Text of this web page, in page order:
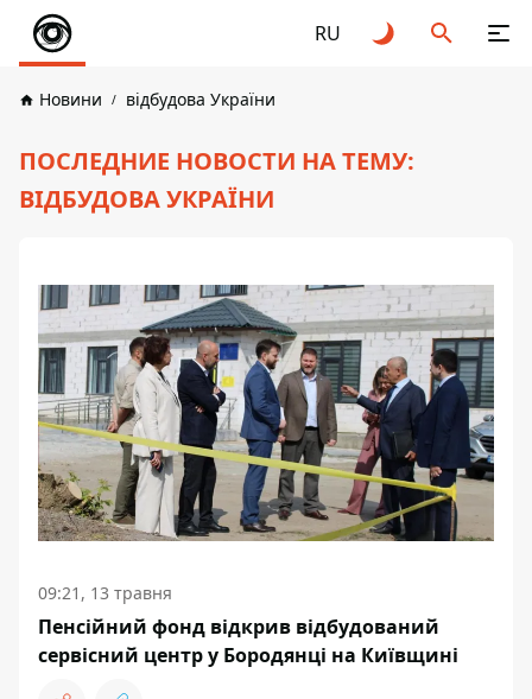
RU
Новини відбудова України
ПОСЛЕДНИЕ НОВОСТИ НА ТЕМУ:
ВІДБУДОВА УКРАЇНИ
09:21, 13 травня
Пенсійний фонд відкрив відбудований
сервісний центр у Бородянці на Київщині